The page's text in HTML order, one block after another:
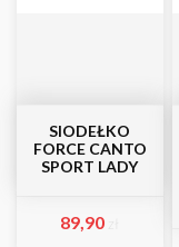
SIODEŁKO
FORCE CANTO
SPORT LADY
89,90